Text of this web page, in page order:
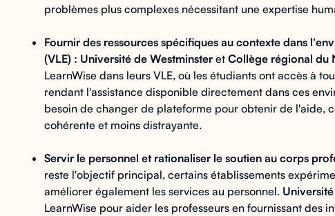
problèmes plus complexes nécessitant une expertise
Fournir des ressources spécifiques au contexte dans
(VLE) : Université de Westminster et Collège régional du
LearnWise dans leurs VLE, où les étudiants ont accès à
rendant l'assistance disponible directement dans ces
besoin de changer de plateforme pour obtenir de l'aide,
cohérente et moins distrayante.
Servir le personnel et rationaliser le soutien au corps
reste l'objectif principal, certains établissements
améliorer également les services au personnel.
LearnWise pour aider les professeurs en fournissant des